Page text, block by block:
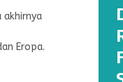
akhirnya
Eropa.